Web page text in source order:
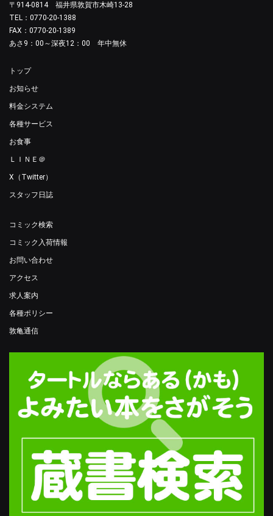
〒914-0814 福井県敦賀市木崎13-28
TEL：0770-20-1388
FAX：0770-20-1389
あさ9：00～深夜12：00 年中無休
トップ
お知らせ
料金システム
各種サービス
お食事
ＬＩＮＥ＠
X（Twitter）
スタッフ日誌
コミック検索
コミック入荷情報
お問い合わせ
アクセス
求人案内
各種ポリシー
敦亀通信